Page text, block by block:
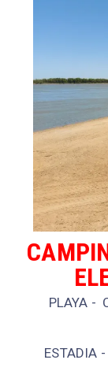
PLAYA -
ESTADIA